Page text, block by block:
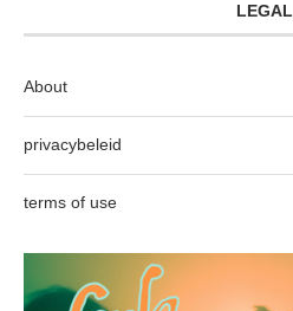
LEGAL
About
privacybeleid
terms of use